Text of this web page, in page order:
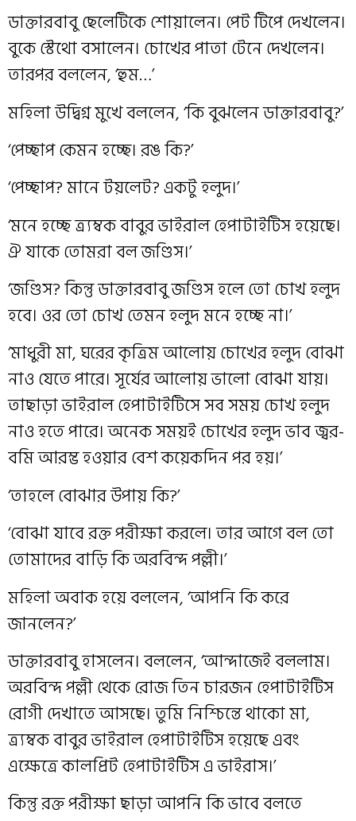
ডাক্তারবাবু ছেলেটিকে শোয়ালেন। পেট টিপে দেখলেন।
বুকে স্টেথো বসালেন। চোখের পাতা টেনে দেখলেন।
তারপর বললেন, ‘হুম…’
মহিলা উদ্বিগ্ন মুখে বললেন, ‘কি বুঝলেন ডাক্তারবাবু?’
‘পেচ্ছাপ কেমন হচ্ছে। রঙ কি?’
‘পেচ্ছাপ? মানে টয়লেট? একটু হলুদ।’
‘মনে হচ্ছে ত্র্যম্বক বাবুর ভাইরাল হেপাটাইটিস হয়েছে।
ঐ যাকে তোমরা বল জণ্ডিস।’
‘জণ্ডিস? কিন্তু ডাক্তারবাবু জণ্ডিস হলে তো চোখ হলুদ
হবে। ওর তো চোখ তেমন হলুদ মনে হচ্ছে না।’
‘মাধুরী মা, ঘরের কৃত্রিম আলোয় চোখের হলুদ বোঝা
নাও যেতে পারে। সূর্যের আলোয় ভালো বোঝা যায়।
তাছাড়া ভাইরাল হেপাটাইটিসে সব সময় চোখ হলুদ
নাও হতে পারে। অনেক সময়ই চোখের হলুদ ভাব জ্বর-
বমি আরম্ভ হওয়ার বেশ কয়েকদিন পর হয়।’
‘তাহলে বোঝার উপায় কি?’
‘বোঝা যাবে রক্ত পরীক্ষা করলে। তার আগে বল তো
তোমাদের বাড়ি কি অরবিন্দ পল্লী।’
মহিলা অবাক হয়ে বললেন, ‘আপনি কি করে
জানলেন?’
ডাক্তারবাবু হাসলেন। বললেন, ‘আন্দাজেই বললাম।
অরবিন্দ পল্লী থেকে রোজ তিন চারজন হেপাটাইটিস
রোগী দেখাতে আসছে। তুমি নিশ্চিন্তে থাকো মা,
ত্র্যম্বক বাবুর ভাইরাল হেপাটাইটিস হয়েছে এবং
এক্ষেত্রে কালপ্রিট হেপাটাইটিস এ ভাইরাস।’
কিন্তু রক্ত পরীক্ষা ছাড়া আপনি কি ভাবে বলতে